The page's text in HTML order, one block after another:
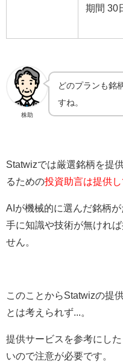
期間 30
株助
どのプランも銘
すね。
Statwizでは厳選銘柄を提
るための投資助言は提供
AIが機械的に選んだ銘柄
手に知識や技術が無けれ
せん。
このことからStatwizの提
とは考えられず...。
提供サービスを参考にし
いので注意が必要です。